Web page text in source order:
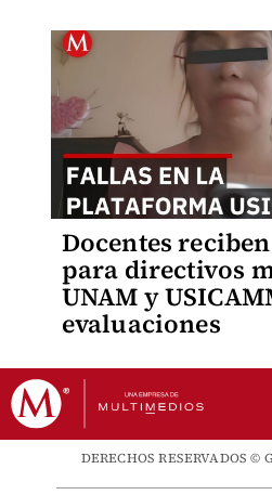
Docentes
para directivos
UNAM y
evaluaciones
DERECHOS RESERVADOS ©